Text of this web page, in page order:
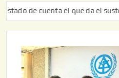
cuenta el que da el susto